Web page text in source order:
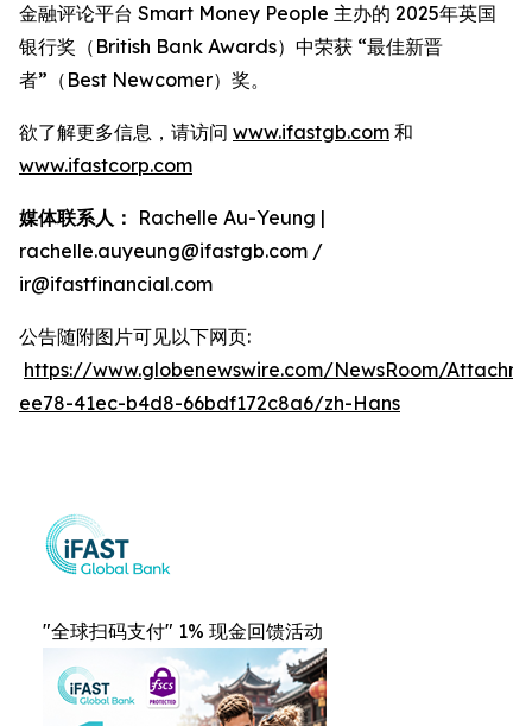
金融评论平台 Smart Money People 主办的 2025年英国
银行奖（British Bank Awards）中荣获 “最佳新晋
者”（Best Newcomer）奖。
欲了解更多信息，请访问 www.ifastgb.com 和
www.ifastcorp.com
媒体联系人： Rachelle Au-Yeung |
rachelle.auyeung@ifastgb.com /
ir@ifastfinancial.com
公告随附图片可见以下网页:
https://www.globenewswire.com/NewsRoom/
ee78-41ec-b4d8-66bdf172c8a6/zh-Hans
"全球扫码支付" 1% 现金回馈活动